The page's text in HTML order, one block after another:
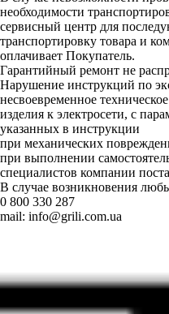
необходимости
сервисный центр для
транспортировку товара и
оплачивает Покупатель.
Гарантийный ремонт не
Нарушение инструкций по
несвоевременное
изделия к электросети, с
указанных в инструкции
при механических
при выполнении
специалистов компании
В случае возникновения
0 800 330 287
mail: info@grili.com.ua